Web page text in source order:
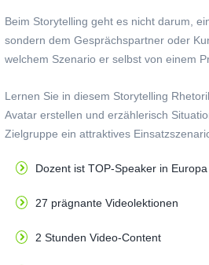
Beim Storytelling geht es nicht darum,
sondern dem Gesprächspartner oder
welchem Szenario er selbst von einem
Lernen Sie in diesem Storytelling
Avatar erstellen und erzählerisch
Zielgruppe ein attraktives
Dozent ist TOP-Speaker in Europa
27 prägnante Videolektionen
2 Stunden Video-Content